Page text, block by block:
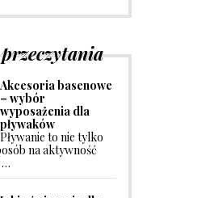
Akcesoria basenowe
– wybór
wyposażenia dla
pływaków
Pływanie to nie tylko
na aktywność
…